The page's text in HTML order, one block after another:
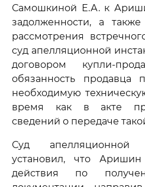
Самошкиной Е.А. к
задолженности, а
рассмотрения
суд апелляционной
договором купли-
обязанность продавца
необходимую
время как в акте
сведений о передаче
Суд апелляционной
установил, что
действия по